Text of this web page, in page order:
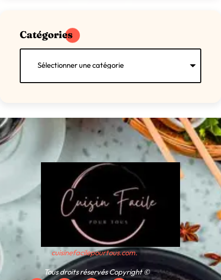
Catégories
cuisinefacilepourtous.com.
Tous droits réservés Copyright ©